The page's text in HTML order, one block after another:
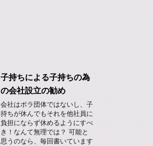
子持ちによる子持ちの為
の会社設立の勧め
会社はボラ団体ではないし、子
持ちが休んでもそれを他社員に
負担にならず休めるようにすべ
き！なんて無理では？ 可能と
思うのなら、毎回書いています